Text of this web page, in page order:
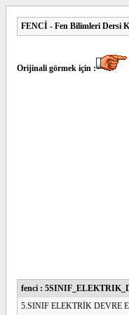
FENCİ - Fen Bilimleri Dersi
Orijinali görmek için :
fenci :
5.SINIF ELEKTRİK DEVRE